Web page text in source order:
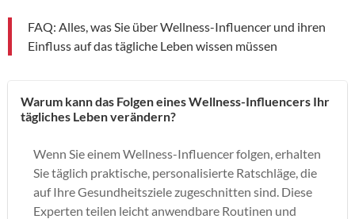
FAQ: Alles, was Sie über Wellness-Influencer und ihren
Einfluss auf das tägliche Leben wissen müssen
Warum kann das Folgen eines Wellness-Influencers Ihr
tägliches Leben verändern?
Wenn Sie einem Wellness-Influencer folgen, erhalten
Sie täglich praktische, personalisierte Ratschläge, die
auf Ihre Gesundheitsziele zugeschnitten sind. Diese
Experten teilen leicht anwendbare Routinen und